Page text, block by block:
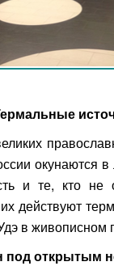
окунаются
и те, кто не
действуют
в живописном
под открытым